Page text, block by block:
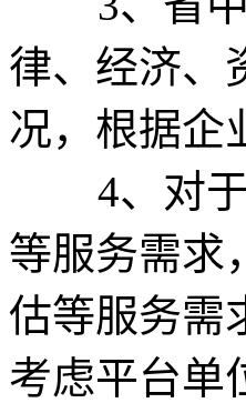
律、经济、
况，根据企
4、对于
等服务需求
估等服务需
考虑平台单